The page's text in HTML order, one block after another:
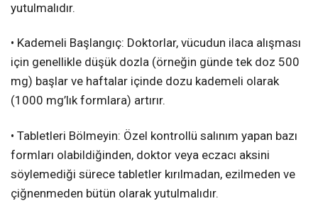
yutulmalıdır.
• Kademeli Başlangıç: Doktorlar, vücudun ilaca alışması
için genellikle düşük dozla (örneğin günde tek doz 500
mg) başlar ve haftalar içinde dozu kademeli olarak
(1000 mg’lık formlara) artırır.
• Tabletleri Bölmeyin: Özel kontrollü salınım yapan bazı
formları olabildiğinden, doktor veya eczacı aksini
söylemediği sürece tabletler kırılmadan, ezilmeden ve
çiğnenmeden bütün olarak yutulmalıdır.